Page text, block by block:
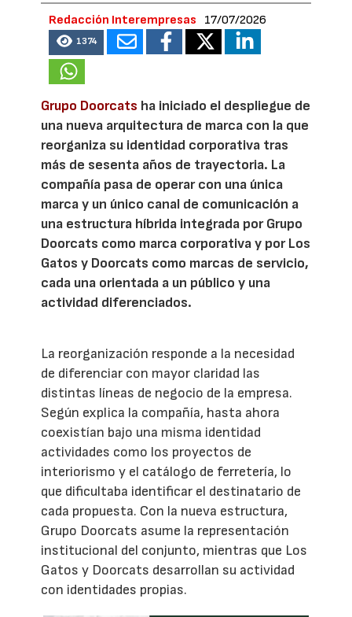
Redacción Interempresas 17/07/2026
1374
Grupo Doorcats ha iniciado el despliegue de
una nueva arquitectura de marca con la que
reorganiza su identidad corporativa tras
más de sesenta años de trayectoria. La
compañía pasa de operar con una única
marca y un único canal de comunicación a
una estructura híbrida integrada por Grupo
Doorcats como marca corporativa y por Los
Gatos y Doorcats como marcas de servicio,
cada una orientada a un público y una
actividad diferenciados.
La reorganización responde a la necesidad
de diferenciar con mayor claridad las
distintas líneas de negocio de la empresa.
Según explica la compañía, hasta ahora
coexistían bajo una misma identidad
actividades como los proyectos de
interiorismo y el catálogo de ferretería, lo
que dificultaba identificar el destinatario de
cada propuesta. Con la nueva estructura,
Grupo Doorcats asume la representación
institucional del conjunto, mientras que Los
Gatos y Doorcats desarrollan su actividad
con identidades propias.